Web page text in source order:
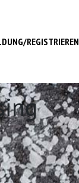
REGISTRIEREN